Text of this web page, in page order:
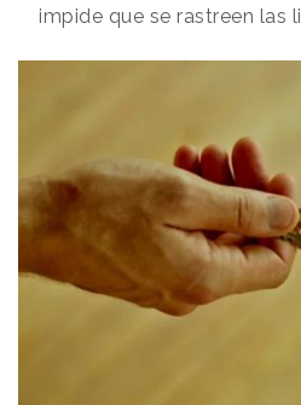
impide que se rastreen las